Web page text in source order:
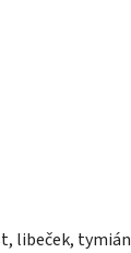
libeček, tymián